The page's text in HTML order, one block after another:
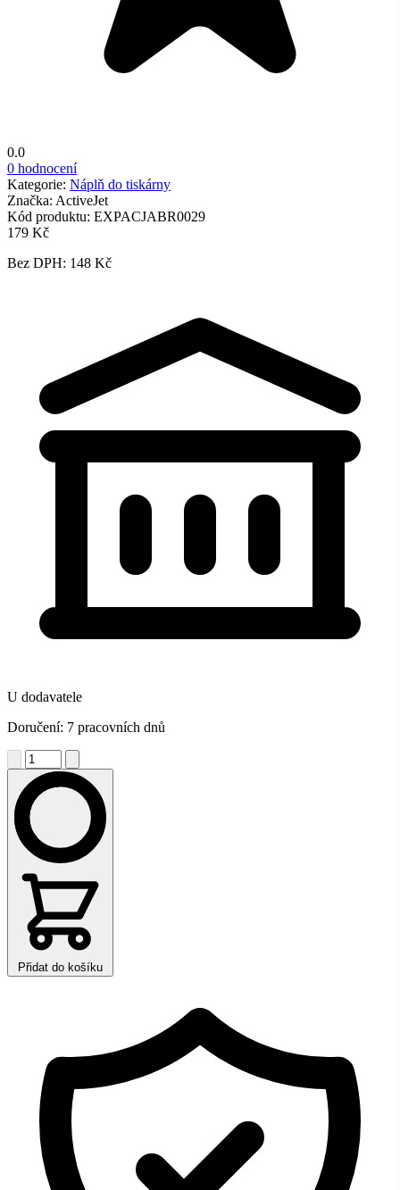
0.0
0 hodnocení
Kategorie: Náplň do tiskárny
Značka: ActiveJet
Kód produktu: EXPACJABR0029
179 Kč
Bez DPH: 148 Kč
U dodavatele
Doručení: 7 pracovních dnů
Přidat do košíku